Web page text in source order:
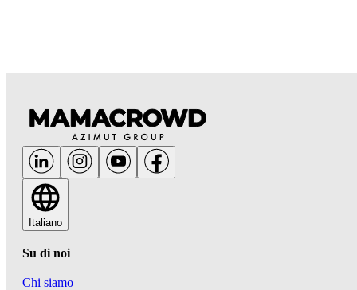
Italiano
Su di noi
Chi siamo